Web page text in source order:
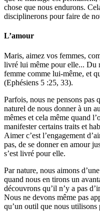
chose que nous endurons.
disciplinerons pour faire de
L’amour
Maris, aimez vos femmes,
livré lui même pour elle... Du
femme comme lui-même, et
(Ephésiens 5 :25, 33).
Parfois, nous ne pensons pas
naturel de nous donner à un
mêmes et cela même quand
manifester certains traits et
Aimer c’est l’engagement
pas, de se donner en amour
s’est livré pour elle.
Par nature, nous aimons
quand nous en tirons un
découvrons qu’il n’y a pas
Nous ne devons même pas
qu’un outil que nous